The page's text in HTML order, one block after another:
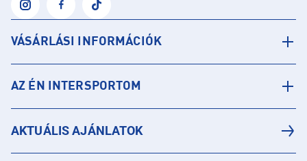
VÁSÁRLÁSI INFORMÁCIÓK
AZ ÉN INTERSPORTOM
AKTUÁLIS AJÁNLATOK